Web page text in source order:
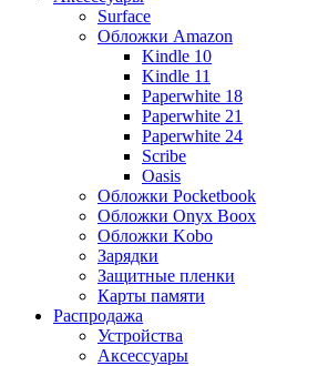
Surface
Обложки Amazon
Kindle 10
Kindle 11
Paperwhite 18
Paperwhite 21
Paperwhite 24
Scribe
Oasis
Обложки Pocketbook
Обложки Onyx Boox
Обложки Kobo
Зарядки
Защитные пленки
Карты памяти
Распродажа
Устройства
Аксессуары